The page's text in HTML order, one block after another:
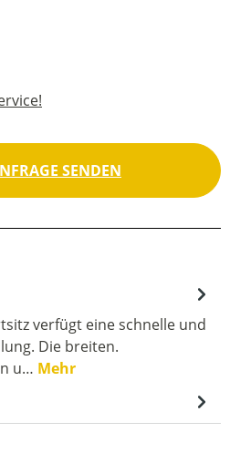
SENDEN
verfügt eine schnelle und
Die breiten.
u… Mehr